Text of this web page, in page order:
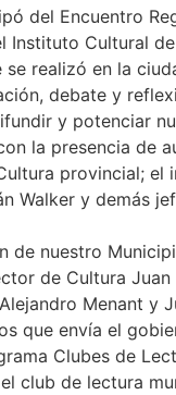
del Encuentro
Instituto Cultural
se realizó en la
debate y
y potenciar
la presencia de
provincial; el
Walker y demás
de nuestro
de Cultura Juan
Menant y
que envía el
Clubes de
club de lectura